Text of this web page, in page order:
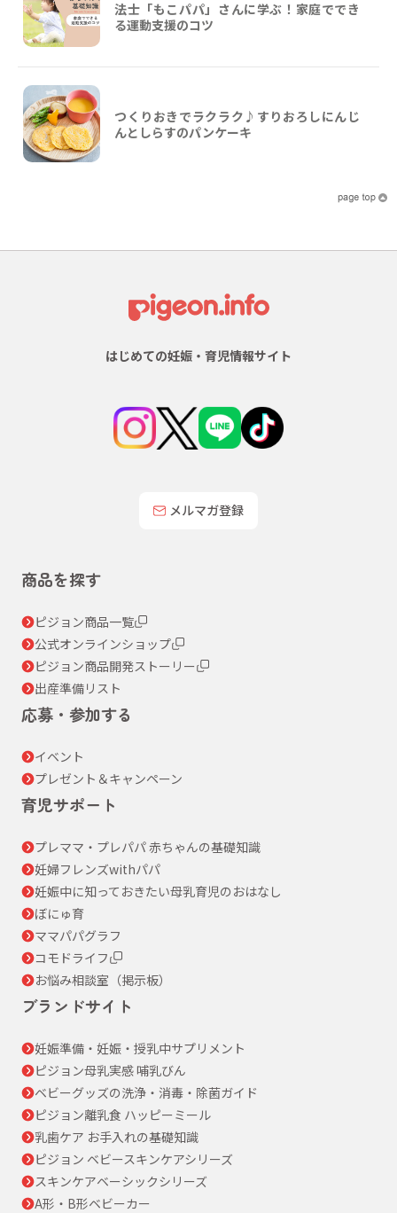
法士「もこパパ」さんに学ぶ！家庭ででき
る運動支援のコツ
つくりおきでラクラク♪すりおろしにんじ
んとしらすのパンケーキ
はじめての妊娠・育児情報サイト
メルマガ登録
商品を探す
ピジョン商品一覧
公式オンラインショップ
ピジョン商品開発ストーリー
出産準備リスト
応募・参加する
イベント
プレゼント＆キャンペーン
育児サポート
プレママ・プレパパ 赤ちゃんの基礎知識
妊婦フレンズwithパパ
妊娠中に知っておきたい母乳育児のおはなし
ぼにゅ育
ママパパグラフ
コモドライフ
お悩み相談室（掲示板）
ブランドサイト
妊娠準備・妊娠・授乳中サプリメント
ピジョン母乳実感 哺乳びん
ベビーグッズの洗浄・消毒・除菌ガイド
ピジョン離乳食 ハッピーミール
乳歯ケア お手入れの基礎知識
ピジョン ベビースキンケアシリーズ
スキンケアベーシックシリーズ
A形・B形ベビーカー